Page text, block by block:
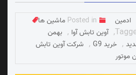
ادمین Posted in ماشین ها
, آوین تابش آوا , بهمن
, خرید G9 , شرکت آوین تابش
موتور